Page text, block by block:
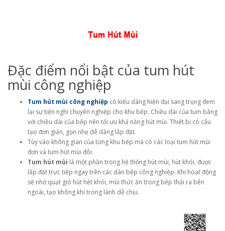
Đặc điểm nổi bật của tum hút
mùi công nghiệp
Tum hút mùi công nghiệp có kiểu dáng hiện đại sang trọng đem
lại sự tiện nghi chuyên nghiệp cho khu bếp. Chiều dài của tum bằng
với chiều dài của bếp nên tối ưu khả năng hút mùi. Thiết bị có cấu
tạo đơn giản, gọn nhẹ dễ dàng lắp đặt.
Tùy vào không gian của từng khu bếp mà có các loại tum hút mùi
đơn và tum hút mùi đôi.
Tum hút mùi là một phần trong hệ thống hút mùi, hút khói, được
lắp đặt trực tiếp ngay trên các dàn bếp công nghiệp. Khi hoạt động
sẽ nhờ quạt gió hút hết khói, mùi thức ăn trong bếp thải ra bên
ngoài, tạo không khí trong lành dễ chịu.